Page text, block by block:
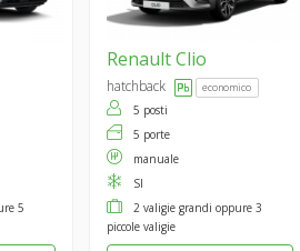
5
RenaultClio
hatchback economico
5 posti
5 porte
manuale
SI
2 valigie grandi oppure 3
piccole valigie